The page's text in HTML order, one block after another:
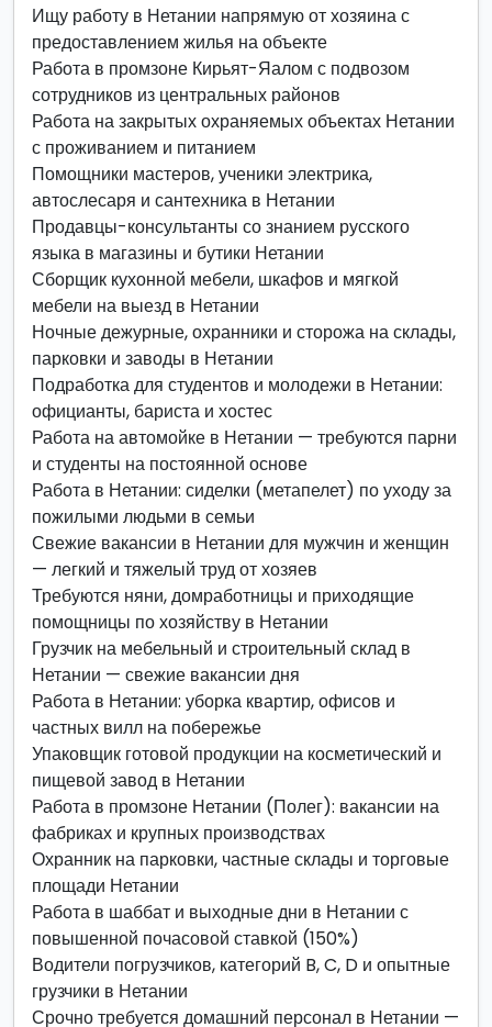
Ищу работу в Нетании напрямую от хозяина с
предоставлением жилья на объекте
Работа в промзоне Кирьят-Яалом с подвозом
сотрудников из центральных районов
Работа на закрытых охраняемых объектах Нетании
с проживанием и питанием
Помощники мастеров, ученики электрика,
автослесаря и сантехника в Нетании
Продавцы-консультанты со знанием русского
языка в магазины и бутики Нетании
Сборщик кухонной мебели, шкафов и мягкой
мебели на выезд в Нетании
Ночные дежурные, охранники и сторожа на склады,
парковки и заводы в Нетании
Подработка для студентов и молодежи в Нетании:
официанты, бариста и хостес
Работа на автомойке в Нетании — требуются парни
и студенты на постоянной основе
Работа в Нетании: сиделки (метапелет) по уходу за
пожилыми людьми в семьи
Свежие вакансии в Нетании для мужчин и женщин
— легкий и тяжелый труд от хозяев
Требуются няни, домработницы и приходящие
помощницы по хозяйству в Нетании
Грузчик на мебельный и строительный склад в
Нетании — свежие вакансии дня
Работа в Нетании: уборка квартир, офисов и
частных вилл на побережье
Упаковщик готовой продукции на косметический и
пищевой завод в Нетании
Работа в промзоне Нетании (Полег): вакансии на
фабриках и крупных производствах
Охранник на парковки, частные склады и торговые
площади Нетании
Работа в шаббат и выходные дни в Нетании с
повышенной почасовой ставкой (150%)
Водители погрузчиков, категорий B, C, D и опытные
грузчики в Нетании
Срочно требуется домашний персонал в Нетании —